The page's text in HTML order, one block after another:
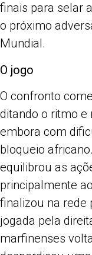
finais para selar
o próximo
Mundial.
O jogo
O confronto
ditando o ritmo e
embora com
bloqueio
equilibrou as
principalmente
finalizou na rede
jogada pela
marfinenses